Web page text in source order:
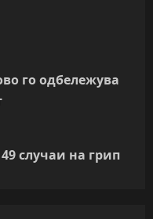
го одбележува
случаи на грип